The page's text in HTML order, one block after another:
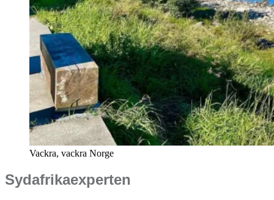
Vackra, vackra Norge
Sydafrikaexperten